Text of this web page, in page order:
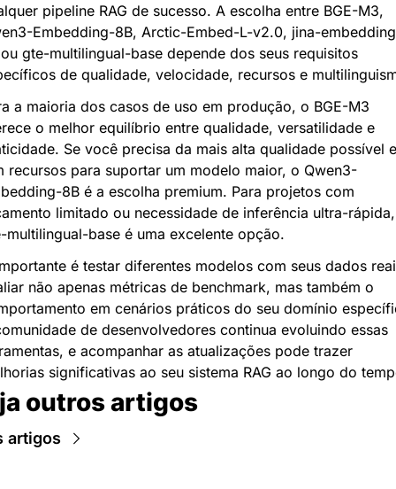
pipeline RAG de sucesso. A escolha entre BGE-M3,
Embedding-8B, Arctic-Embed-L-v2.0, jina-
gte-multilingual-base depende dos seus requisitos
de qualidade, velocidade, recursos e
a maioria dos casos de uso em produção, o BGE-M3
o melhor equilíbrio entre qualidade, versatilidade e
Se você precisa da mais alta qualidade possível e
recursos para suportar um modelo maior, o Qwen3-
8B é a escolha premium. Para projetos com
limitado ou necessidade de inferência ultra-
multilingual-base é uma excelente opção.
é testar diferentes modelos com seus dados
não apenas métricas de benchmark, mas também o
em cenários práticos do seu domínio
de desenvolvedores continua evoluindo essas
e acompanhar as atualizações pode trazer
significativas ao seu sistema RAG ao longo do
outros artigos
artigos